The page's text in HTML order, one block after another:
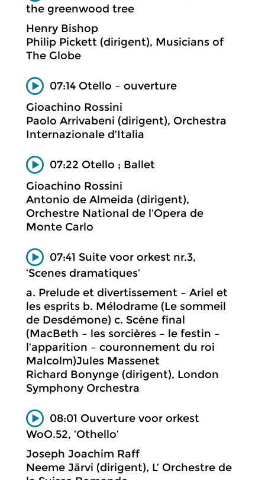
the greenwood tree
Henry Bishop
Philip Pickett (dirigent), Musicians of
The Globe
07:14 Otello – ouverture
Gioachino Rossini
Paolo Arrivabeni (dirigent), Orchestra
Internazionale d’Italia
07:22 Otello ; Ballet
Gioachino Rossini
Antonio de Almeida (dirigent),
Orchestre National de l’Opera de
Monte Carlo
07:41 Suite voor orkest nr.3,
‘Scenes dramatiques’
a. Prelude et divertissement – Ariel et
les esprits b. Mélodrame (Le sommeil
de Desdémone) c. Scène final
(MacBeth – les sorcières – le festin –
l’apparition – couronnement du roi
Malcolm)Jules Massenet
Richard Bonynge (dirigent), London
Symphony Orchestra
08:01 Ouverture voor orkest
WoO.52, ‘Othello’
Joseph Joachim Raff
Neeme Järvi (dirigent), L’ Orchestre de